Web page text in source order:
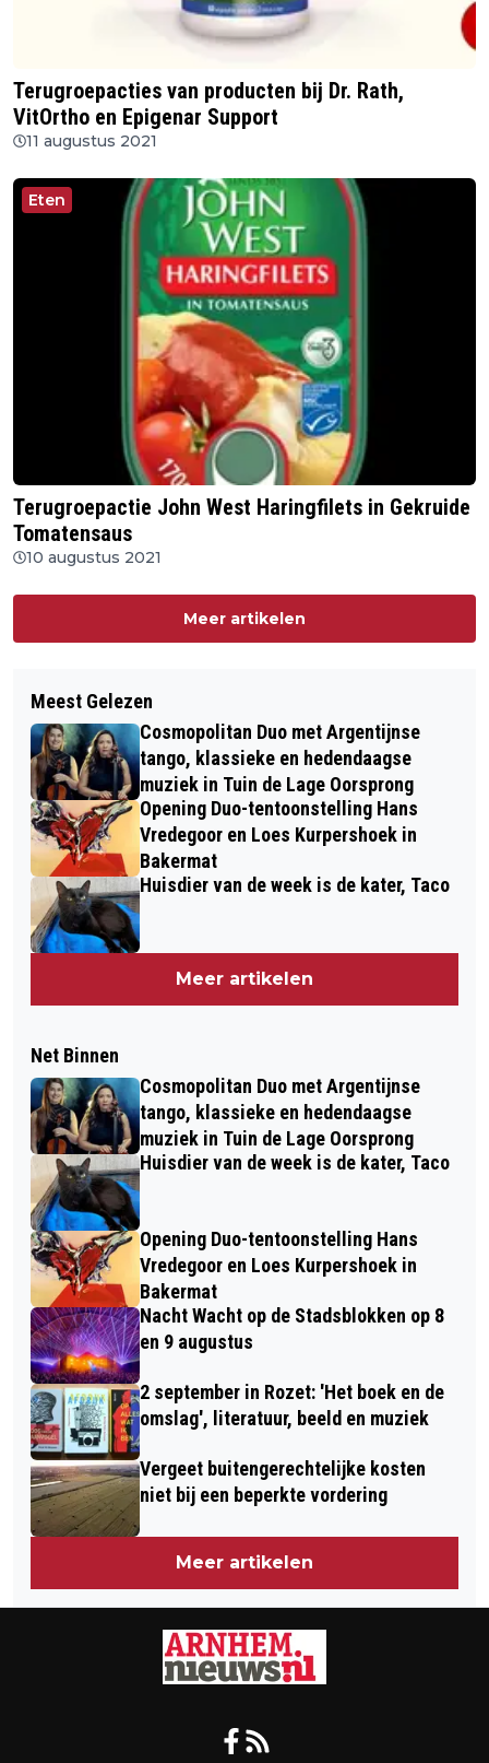
Terugroepacties van producten bij Dr. Rath,
VitOrtho en Epigenar Support
11 augustus 2021
Eten
Terugroepactie John West Haringfilets in Gekruide
Tomatensaus
10 augustus 2021
Meer artikelen
Meest Gelezen
Cosmopolitan Duo met Argentijnse
tango, klassieke en hedendaagse
muziek in Tuin de Lage Oorsprong
Opening Duo-tentoonstelling Hans
Vredegoor en Loes Kurpershoek in
Bakermat
Huisdier van de week is de kater, Taco
Meer artikelen
Net Binnen
Cosmopolitan Duo met Argentijnse
tango, klassieke en hedendaagse
muziek in Tuin de Lage Oorsprong
Huisdier van de week is de kater, Taco
Opening Duo-tentoonstelling Hans
Vredegoor en Loes Kurpershoek in
Bakermat
Nacht Wacht op de Stadsblokken op 8
en 9 augustus
2 september in Rozet: 'Het boek en de
omslag', literatuur, beeld en muziek
Vergeet buitengerechtelijke kosten
niet bij een beperkte vordering
Meer artikelen